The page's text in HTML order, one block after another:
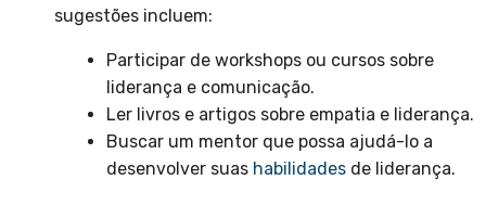
sugestões incluem:
Participar de workshops ou cursos sobre
liderança e comunicação.
Ler livros e artigos sobre empatia e liderança.
Buscar um mentor que possa ajudá-lo a
desenvolver suas habilidades de liderança.